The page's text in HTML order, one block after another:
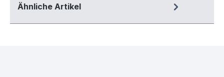
Ähnliche Artikel